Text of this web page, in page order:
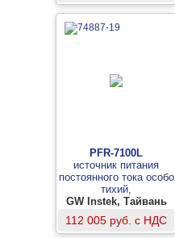
PFR-7100L
источник питания
постоянного тока особо
тихий,
программируемый
GW Instek, Тайвань
112 005 руб. с НДС